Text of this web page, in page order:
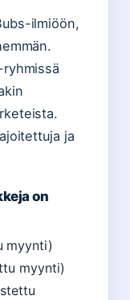
ilmiöön,
ja
on
myynti)
myynti)